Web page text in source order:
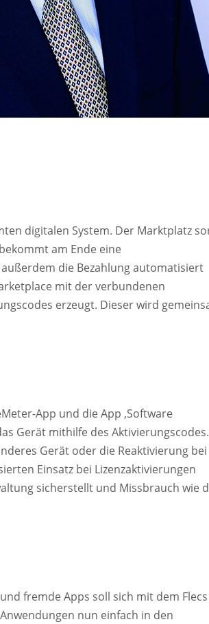
digitalen System. Der Marktplatz
am Ende eine
die Bezahlung automatisiert
mit der verbundenen
erzeugt. Dieser wird
App und die App ‚Software
Gerät mithilfe des Aktivierungscodes.
Gerät oder die Reaktivierung bei
Einsatz bei Lizenzaktivierungen
sicherstellt und Missbrauch wie
fremde Apps soll sich mit dem Flecs
nun einfach in den